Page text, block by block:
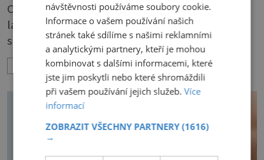
Obsahuje totiž spoustu zdraví prospěšných
látek, a dokonce je považována za tuzemskou
superpotravinu. Zázrak plný vitaminů
V petrželi najdete vitaminy B1, B2, B3, B6,
provitamin A, vitamin E a velké množství
vitamínu C (nejvíce ho má nať, dokonce třikrát
více než pomeranč, v kořeni je také, ale je ho
desetkrát méně), a kyselinu listovou. Ale to
není všechno. Obsahuje také důležité
ZOBRAZIT VÍCE
návštěvnosti používáme soubory cookie.
Informace o vašem používání našich
stránek také sdílíme s našimi reklamními
a analytickými partnery, kteří je mohou
kombinovat s dalšími informacemi, které
jste jim poskytli nebo které shromáždili
při vašem používání jejich služeb.Více
informací
ZOBRAZIT VŠECHNY PARTNERY(1616)
→